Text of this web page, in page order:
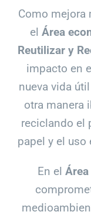
Como mejora
el Área
Reutilizar y
impacto en
nueva vida
otra manera
reciclando el
papel y el
En el